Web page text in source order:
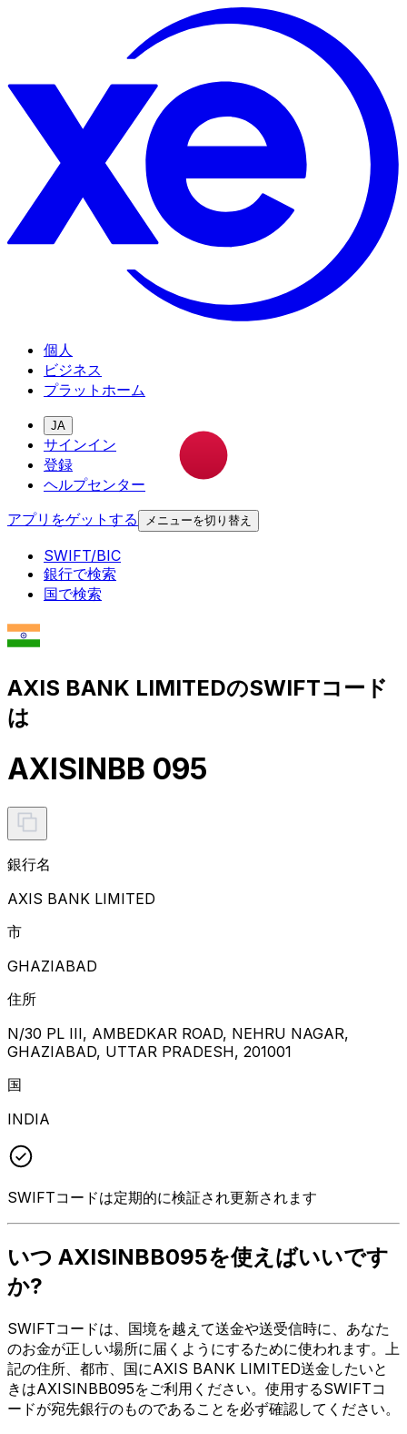
個人
ビジネス
プラットホーム
JA
サインイン
登録
ヘルプセンター
アプリをゲットする
メニューを切り替え
SWIFT/BIC
銀行で検索
国で検索
AXIS BANK LIMITEDのSWIFTコード
は
AXISINBB 095
銀行名
AXIS BANK LIMITED
市
GHAZIABAD
住所
N/30 PL III, AMBEDKAR ROAD, NEHRU NAGAR,
GHAZIABAD, UTTAR PRADESH, 201001
国
INDIA
SWIFTコードは定期的に検証され更新されます
いつ AXISINBB095を使えばいいです
か?
SWIFTコードは、国境を越えて送金や送受信時に、あなた
のお金が正しい場所に届くようにするために使われます。上
記の住所、都市、国にAXIS BANK LIMITED送金したいと
きはAXISINBB095をご利用ください。使用するSWIFTコ
ードが宛先銀行のものであることを必ず確認してください。